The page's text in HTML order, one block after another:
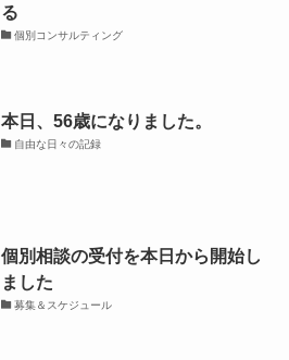
る
個別コンサルティング
本日、56歳になりました。
自由な日々の記録
個別相談の受付を本日から開始し
ました
募集＆スケジュール